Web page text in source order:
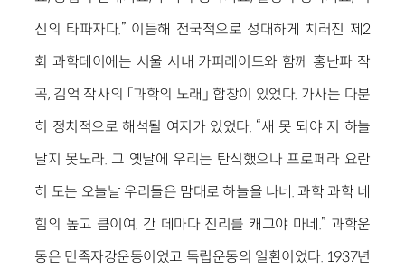
신의 타파자다.” 이듬해 전국적으로 성대하게 치러진 제2
회 과학데이에는 서울 시내 카퍼레이드와 함께 홍난파 작
곡, 김억 작사의 「과학의 노래」 합창이 있었다. 가사는 다분
히 정치적으로 해석될 여지가 있었다. “새 못 되야 저 하늘
날지 못노라. 그 옛날에 우리는 탄식했으나 프로페라 요란
히 도는 오늘날 우리들은 맘대로 하늘을 나네. 과학 과학 네
힘의 높고 큼이여. 간 데마다 진리를 캐고야 마네.” 과학운
동은 민족자강운동이었고 독립운동의 일환이었다. 1937년